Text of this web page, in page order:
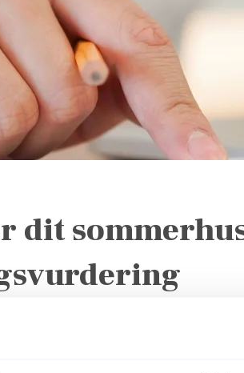
dit
på udkig efter et specifikt
udlejningsvurdering, der giver dig